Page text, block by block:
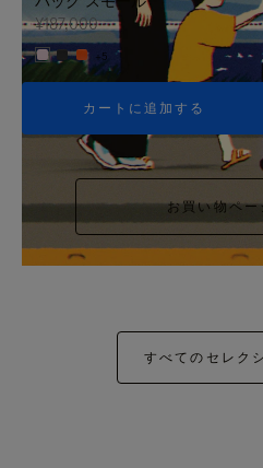
¥187,000
+5
カートに追加する
お買い物ペ
すべてのセレク